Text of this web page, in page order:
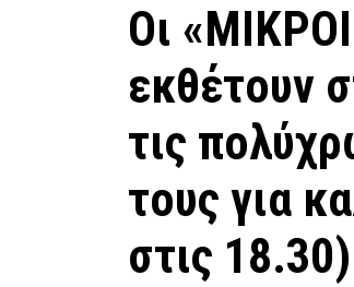
Οι
εκθέτουν
τις
τους για
στις 18.30)